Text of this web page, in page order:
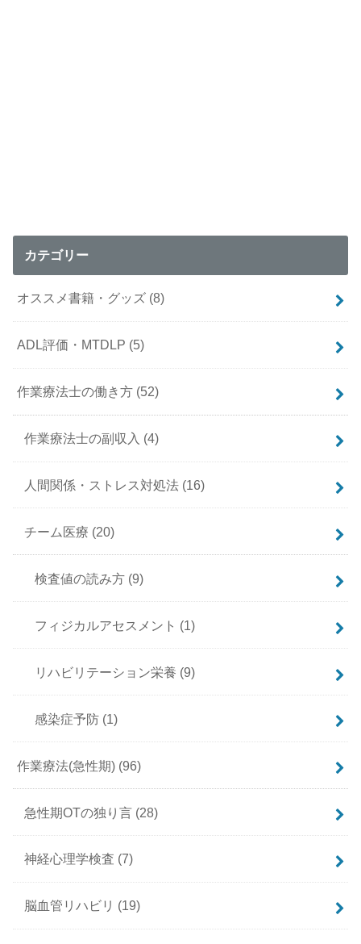
カテゴリー
オススメ書籍・グッズ (8)
ADL評価・MTDLP (5)
作業療法士の働き方 (52)
作業療法士の副収入 (4)
人間関係・ストレス対処法 (16)
チーム医療 (20)
検査値の読み方 (9)
フィジカルアセスメント (1)
リハビリテーション栄養 (9)
感染症予防 (1)
作業療法(急性期) (96)
急性期OTの独り言 (28)
神経心理学検査 (7)
脳血管リハビリ (19)